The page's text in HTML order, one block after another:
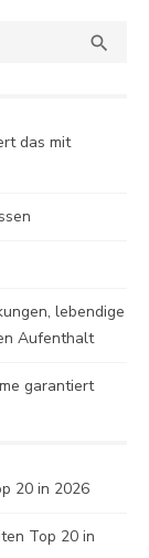

das mit
lebendige
Aufenthalt
garantiert
20 in 2026
Top 20 in